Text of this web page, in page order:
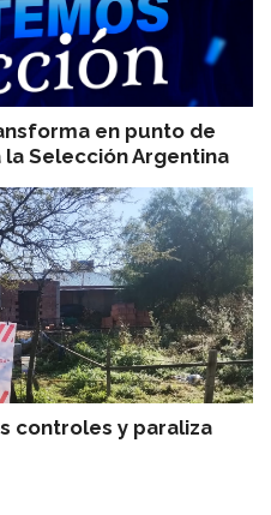
en punto de
Selección Argentina
controles y paraliza